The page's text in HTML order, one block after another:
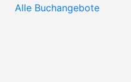
Alle Buchangebote